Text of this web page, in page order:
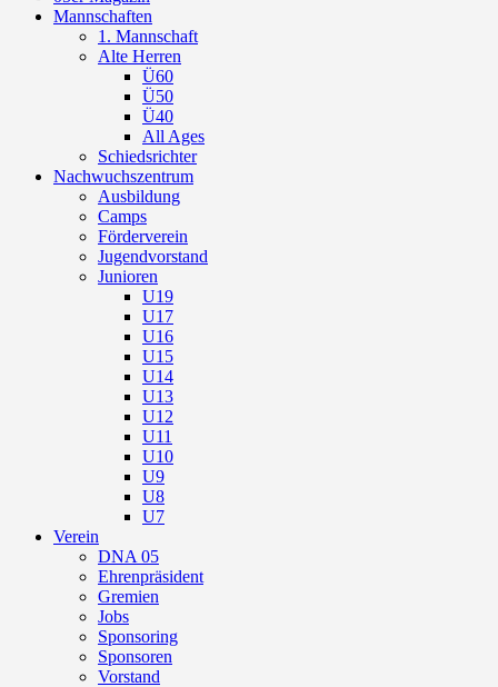
Mannschaften
1. Mannschaft
Alte Herren
Ü60
Ü50
Ü40
All Ages
Schiedsrichter
Nachwuchszentrum
Ausbildung
Camps
Förderverein
Jugendvorstand
Junioren
U19
U17
U16
U15
U14
U13
U12
U11
U10
U9
U8
U7
Verein
DNA 05
Ehrenpräsident
Gremien
Jobs
Sponsoring
Sponsoren
Vorstand